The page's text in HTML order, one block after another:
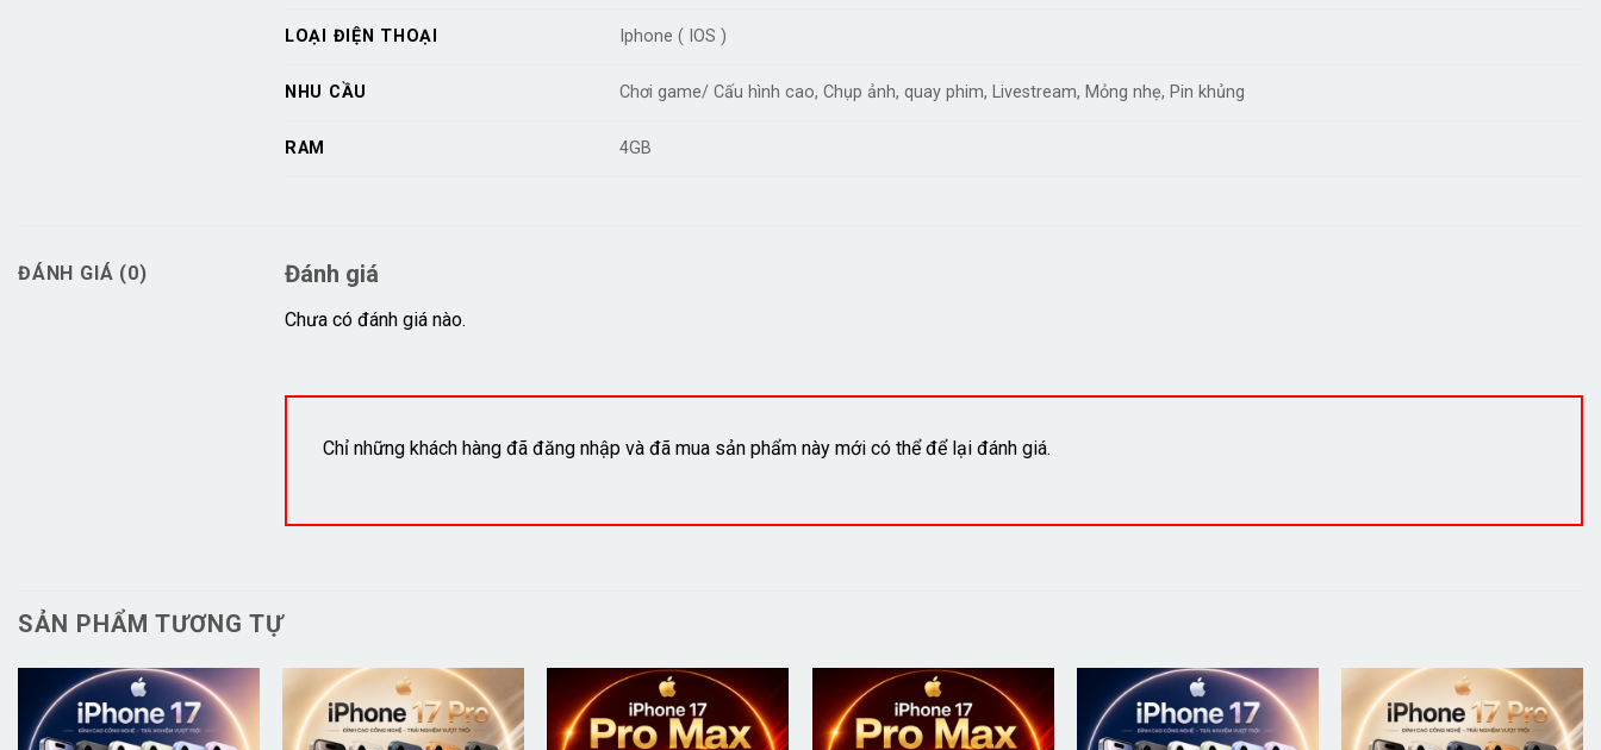
LOẠI ĐIỆN THOẠI Iphone ( IOS )
NHU CẦU Chơi game/ Cấu hình cao, Chụp ảnh, quay phim, Livestream, Mỏng nhẹ, Pin khủng
RAM 4GB
ĐÁNH GIÁ (0) Đánh giá
Chưa có đánh giá nào.
Chỉ những khách hàng đã đăng nhập và đã mua sản phẩm này mới có thể để lại đánh giá.
SẢN PHẨM TƯƠNG TỰ